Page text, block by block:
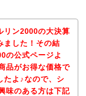
リン2000の大決算
ました！その結
の公式ページよ
品がお得な価格で
たよ♪なので、シ
味のある方は下記